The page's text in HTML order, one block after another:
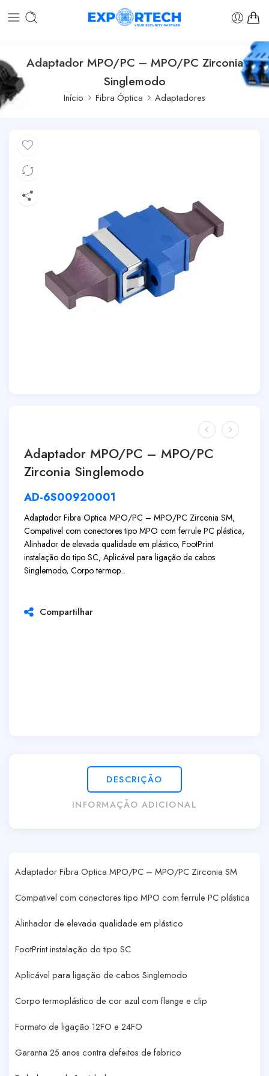
Adaptador MPO/PC – MPO/PC Zirconia
Singlemodo
Início Fibra Óptica Adaptadores
Adaptador MPO/PC – MPO/PC
Zirconia Singlemodo
AD-6S00920001
Adaptador Fibra Optica MPO/PC – MPO/PC Zirconia SM,
Compativel com conectores tipo MPO com ferrule PC plástica,
Alinhador de elevada qualidade em plástico, FootPrint
instalação do tipo SC, Aplicável para ligação de cabos
Singlemodo, Corpo termop...
Compartilhar
DESCRIÇÃO
INFORMAÇÃO ADICIONAL
Adaptador Fibra Optica MPO/PC – MPO/PC Zirconia SM
Compativel com conectores tipo MPO com ferrule PC plástica
Alinhador de elevada qualidade em plástico
FootPrint instalação do tipo SC
Aplicável para ligação de cabos Singlemodo
Corpo termoplástico de cor azul com flange e clip
Formato de ligação 12FO e 24FO
Garantia 25 anos contra defeitos de fabrico